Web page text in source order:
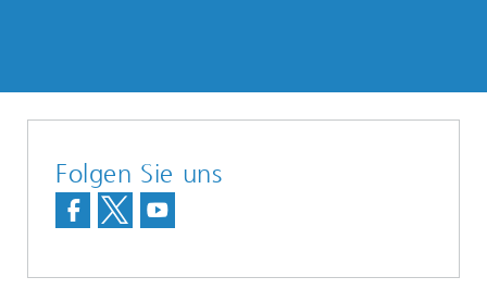
Folgen Sie uns